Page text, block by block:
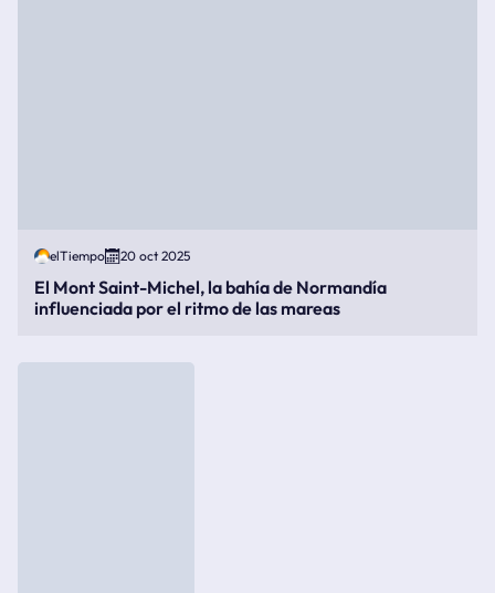
elTiempo 20 oct 2025
El Mont Saint-Michel, la bahía de Normandía
influenciada por el ritmo de las mareas